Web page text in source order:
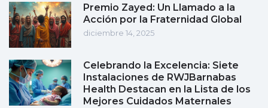
Premio Zayed: Un Llamado a la
Acción por la Fraternidad Global
diciembre 14, 2025
Celebrando la Excelencia: Siete
Instalaciones de RWJBarnabas
Health Destacan en la Lista de los
Mejores Cuidados Maternales